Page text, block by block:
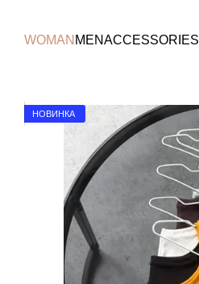
WOMAN MENACCESSORIES
НОВИНКА